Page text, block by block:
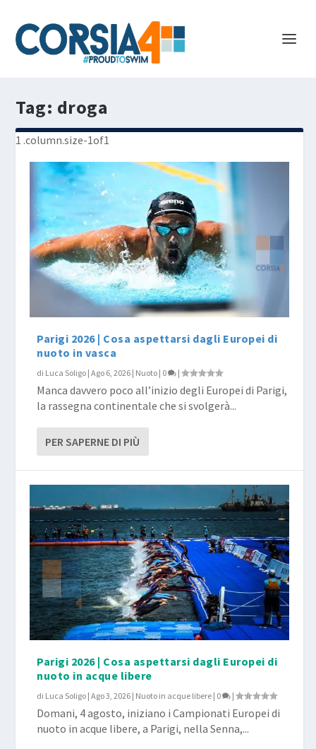
Tag: droga
Parigi 2026 | Cosa aspettarsi dagli Europei di
nuoto in vasca
di Luca Soligo |Ago 6, 2026 | Nuoto | 0 |
Manca davvero poco all’inizio degli Europei di Parigi,
la rassegna continentale che si svolgerà...
PER SAPERNE DI PIÙ
Parigi 2026 | Cosa aspettarsi dagli Europei di
nuoto in acque libere
di Luca Soligo |Ago 3, 2026 | Nuoto in acque libere | 0 |
Domani, 4 agosto, iniziano i Campionati Europei di
nuoto in acque libere, a Parigi, nella Senna,...